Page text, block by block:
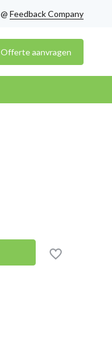
@ Feedback Company
Offerte aanvragen